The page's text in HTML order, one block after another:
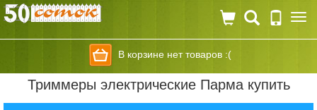
В корзине нет товаров :(
Триммеры электрические Парма купить